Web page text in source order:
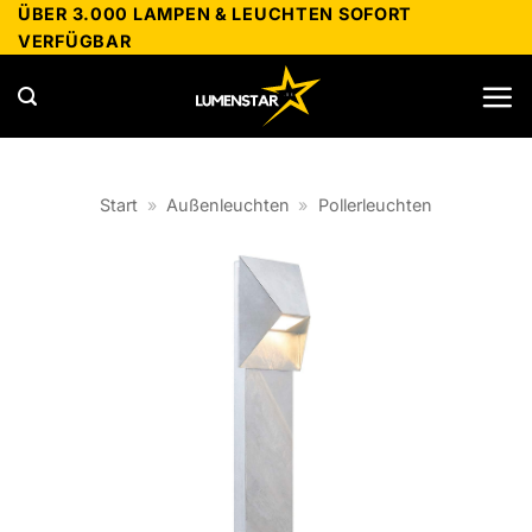
Zum
Inhalt
springen
ÜBER 3.000 LAMPEN & LEUCHTEN SOFORT
VERFÜGBAR
Start » Außenleuchten » Pollerleuchten